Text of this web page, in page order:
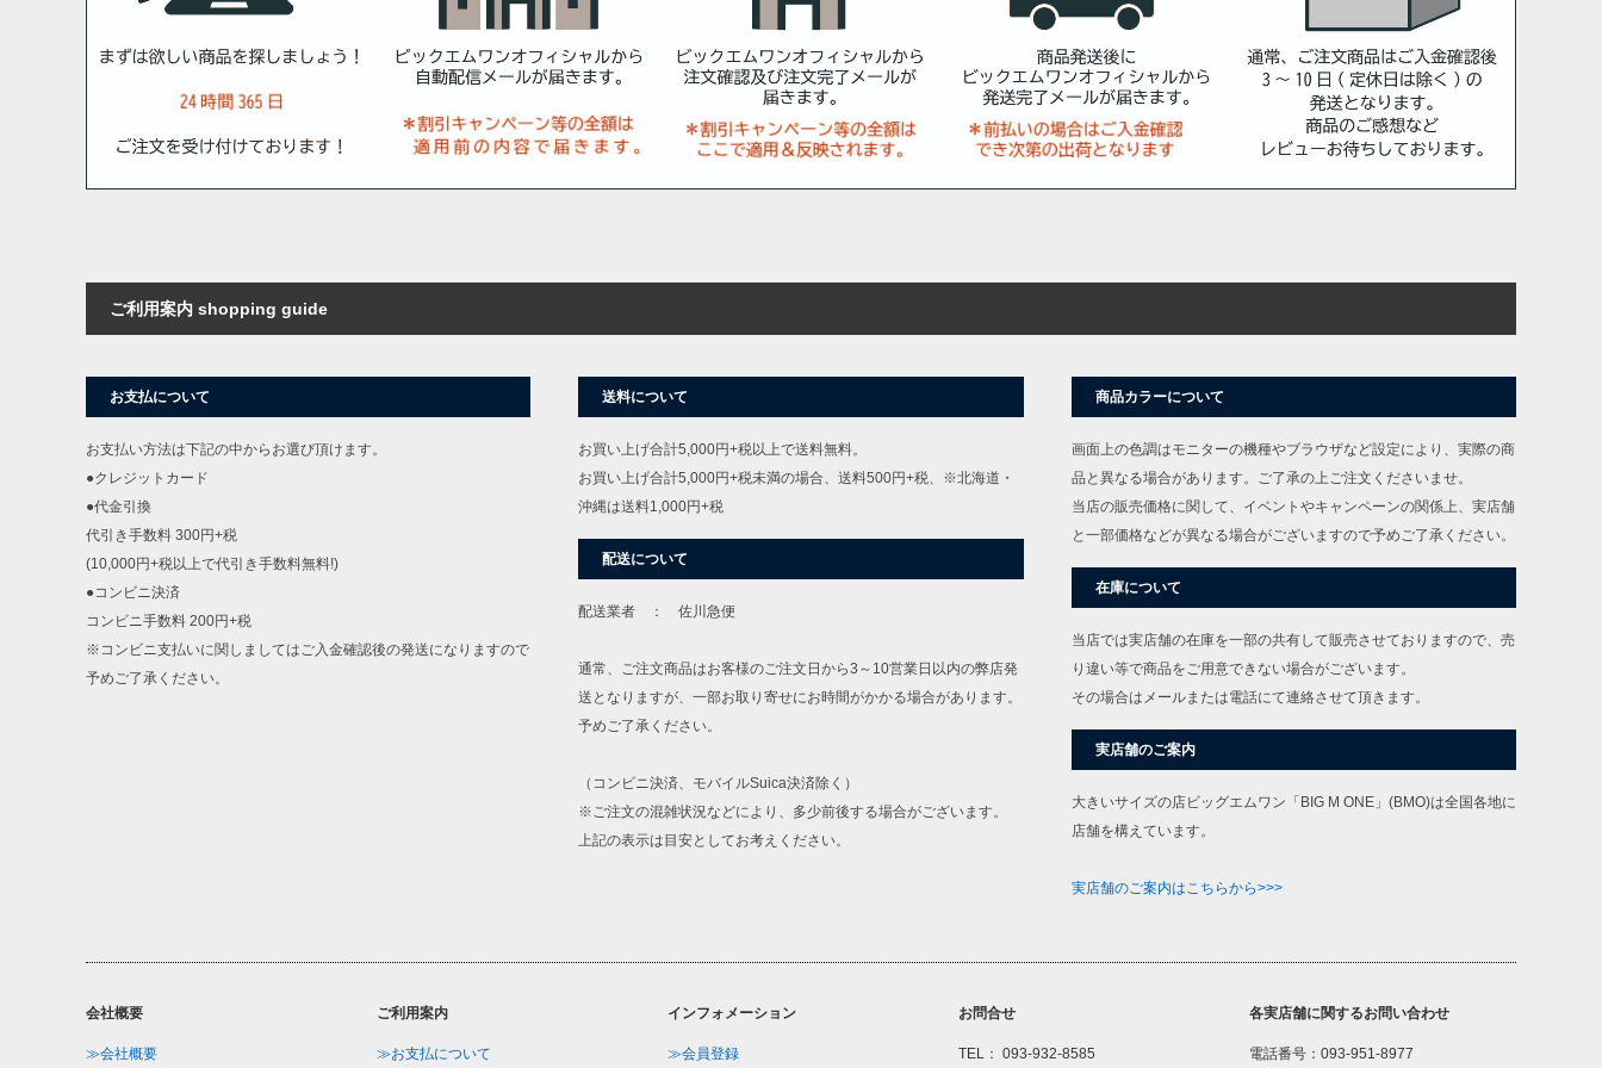
COLOR VARIATION
DETAIL
ご利用案内 shopping guide
お支払について
お支払い方法は下記の中からお選び頂けます。
●クレジットカード
●代金引換
代引き手数料 300円+税
(10,000円+税以上で代引き手数料無料!)
●コンビニ決済
コンビニ手数料 200円+税
※コンビニ支払いに関しましてはご入金確認後の発送になりますので
予めご了承ください。
送料について
お買い上げ合計5,000円+税以上で送料無料。
お買い上げ合計5,000円+税未満の場合、送料500円+税、※北海道・
沖縄は送料1,000円+税
配送について
配送業者 ： 佐川急便
通常、ご注文商品はお客様のご注文日から3～10営業日以内の弊店発
送となりますが、一部お取り寄せにお時間がかかる場合があります。
予めご了承ください。
（コンビニ決済、モバイルSuica決済除く）
※ご注文の混雑状況などにより、多少前後する場合がございます。
上記の表示は目安としてお考えください。
商品カラーについて
画面上の色調はモニターの機種やブラウザなど設定により、実際の商
品と異なる場合があります。ご了承の上ご注文くださいませ。
当店の販売価格に関して、イベントやキャンペーンの関係上、実店舗
と一部価格などが異なる場合がございますので予めご了承ください。
在庫について
当店では実店舗の在庫を一部の共有して販売させておりますので、売
り違い等で商品をご用意できない場合がございます。
その場合はメールまたは電話にて連絡させて頂きます。
実店舗のご案内
大きいサイズの店ビッグエムワン「BIG M ONE」(BMO)は全国各地に
店舗を構えています。
実店舗のご案内はこちらから>>>
会社概要
≫会社概要
ご利用案内
≫お支払について
インフォメーション
≫会員登録
お問合せ
TEL： 093-932-8585
各実店舗に関するお問い合わせ
電話番号：093-951-8977